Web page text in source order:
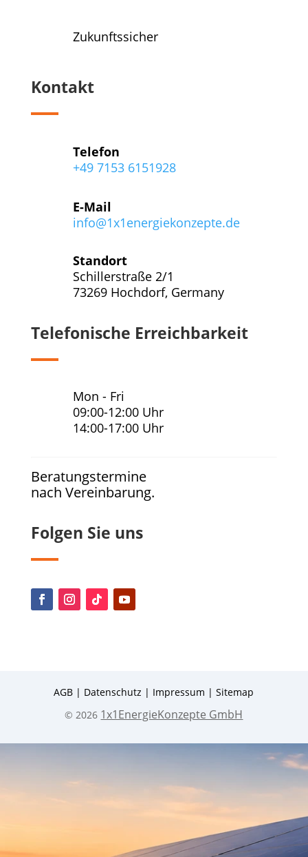
Zukunftssicher
Kontakt
Telefon
+49 7153 6151928
E-Mail
info@1x1energiekonzepte.de
Standort
Schillerstraße 2/1
73269 Hochdorf, Germany
Telefonische Erreichbarkeit
Mon - Fri
09:00-12:00 Uhr
14:00-17:00 Uhr
Beratungstermine
nach Vereinbarung.
Folgen Sie uns
AGB | Datenschutz | Impressum |Sitemap
© 2026 1x1EnergieKonzepte GmbH